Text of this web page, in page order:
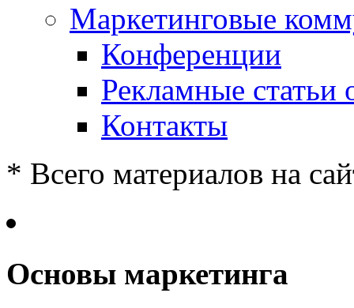
Маркетинговые
Конференции
Рекламные статьи
Контакты
* Всего материалов на
Основы маркетинга